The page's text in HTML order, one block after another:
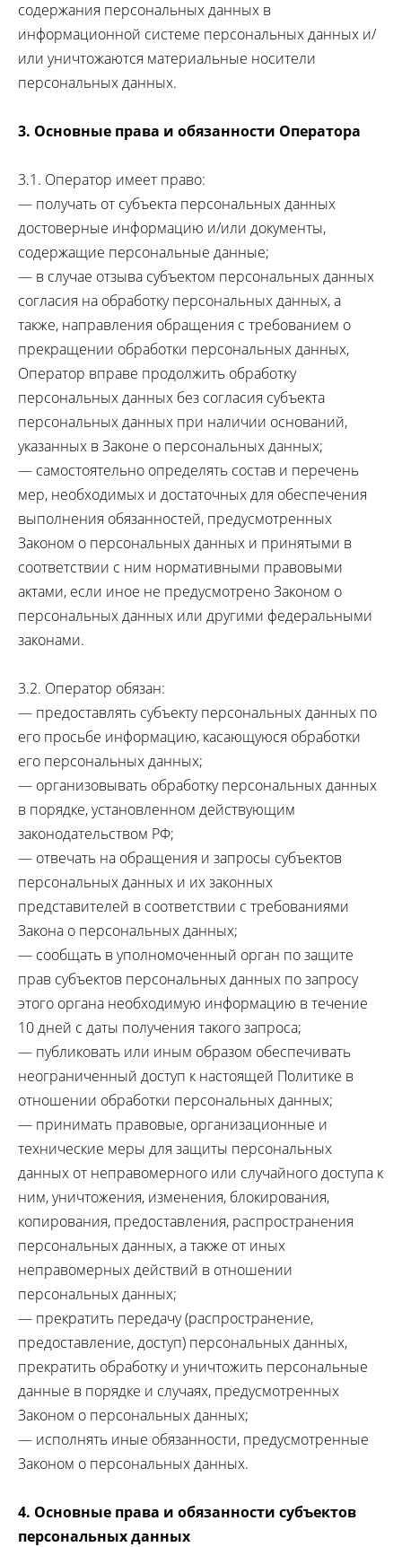
содержания персональных данных в
информационной системе персональных данных и/
или уничтожаются материальные носители
персональных данных.
3. Основные права и обязанности Оператора
3.1. Оператор имеет право:
— получать от субъекта персональных данных
достоверные информацию и/или документы,
содержащие персональные данные;
— в случае отзыва субъектом персональных данных
согласия на обработку персональных данных, а
также, направления обращения с требованием о
прекращении обработки персональных данных,
Оператор вправе продолжить обработку
персональных данных без согласия субъекта
персональных данных при наличии оснований,
указанных в Законе о персональных данных;
— самостоятельно определять состав и перечень
мер, необходимых и достаточных для обеспечения
выполнения обязанностей, предусмотренных
Законом о персональных данных и принятыми в
соответствии с ним нормативными правовыми
актами, если иное не предусмотрено Законом о
персональных данных или другими федеральными
законами.
3.2. Оператор обязан:
— предоставлять субъекту персональных данных по
его просьбе информацию, касающуюся обработки
его персональных данных;
— организовывать обработку персональных данных
в порядке, установленном действующим
законодательством РФ;
— отвечать на обращения и запросы субъектов
персональных данных и их законных
представителей в соответствии с требованиями
Закона о персональных данных;
— сообщать в уполномоченный орган по защите
прав субъектов персональных данных по запросу
этого органа необходимую информацию в течение
10 дней с даты получения такого запроса;
— публиковать или иным образом обеспечивать
неограниченный доступ к настоящей Политике в
отношении обработки персональных данных;
— принимать правовые, организационные и
технические меры для защиты персональных
данных от неправомерного или случайного доступа к
ним, уничтожения, изменения, блокирования,
копирования, предоставления, распространения
персональных данных, а также от иных
неправомерных действий в отношении
персональных данных;
— прекратить передачу (распространение,
предоставление, доступ) персональных данных,
прекратить обработку и уничтожить персональные
данные в порядке и случаях, предусмотренных
Законом о персональных данных;
— исполнять иные обязанности, предусмотренные
Законом о персональных данных.
4. Основные права и обязанности субъектов
персональных данных